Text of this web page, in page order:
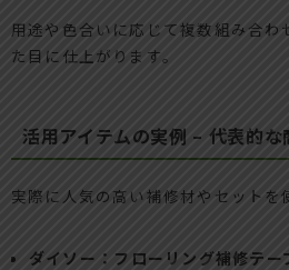
用途や色合いに応じて複数組み合わ
た目に仕上がります。
活用アイテムの実例 – 代表的な
実際に人気の高い補修材やセットを
ダイソー：フローリング補修テー